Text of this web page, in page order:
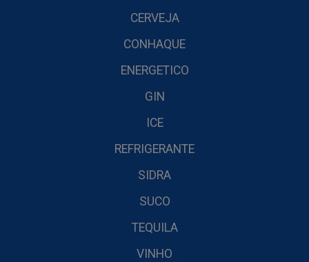
CERVEJA
CONHAQUE
ENERGETICO
GIN
ICE
REFRIGERANTE
SIDRA
SUCO
TEQUILA
VINHO